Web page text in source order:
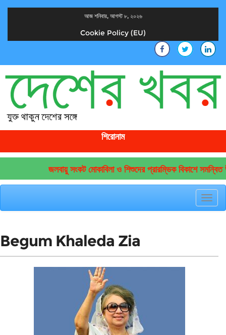
আজ শনিবার, আগস্ট ৮, ২০২৬
Cookie Policy (EU)
শিরোনাম
জলবায়ু সংকট মোকাবিলা ও শিশুদের প্রারম্ভিক বিকাশে সমন্বিত
Begum Khaleda Zia